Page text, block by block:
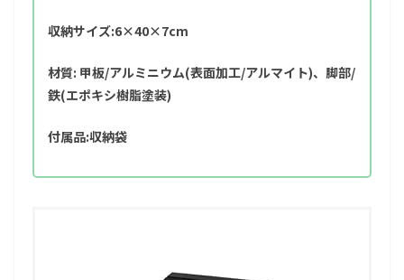
収納サイズ:6×40×7cm
材質: 甲板/アルミニウム(表面加工/アルマイト)、脚部/
鉄(エポキシ樹脂塗装)
付属品:収納袋